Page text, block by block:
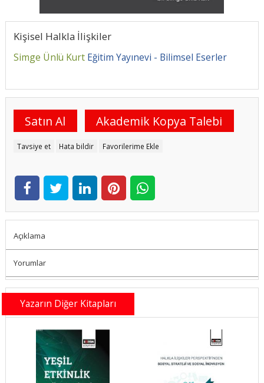
Kişisel Halkla İlişkiler
Simge Ünlü Kurt Eğitim Yayınevi - Bilimsel Eserler
Satın Al Akademik Kopya Talebi
Tavsiye et Hata bildir Favorilerime Ekle
Açıklama
Yorumlar
Yazarın Diğer Kitapları